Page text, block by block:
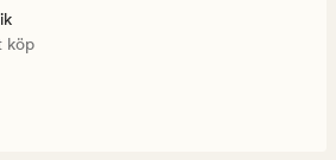
köp